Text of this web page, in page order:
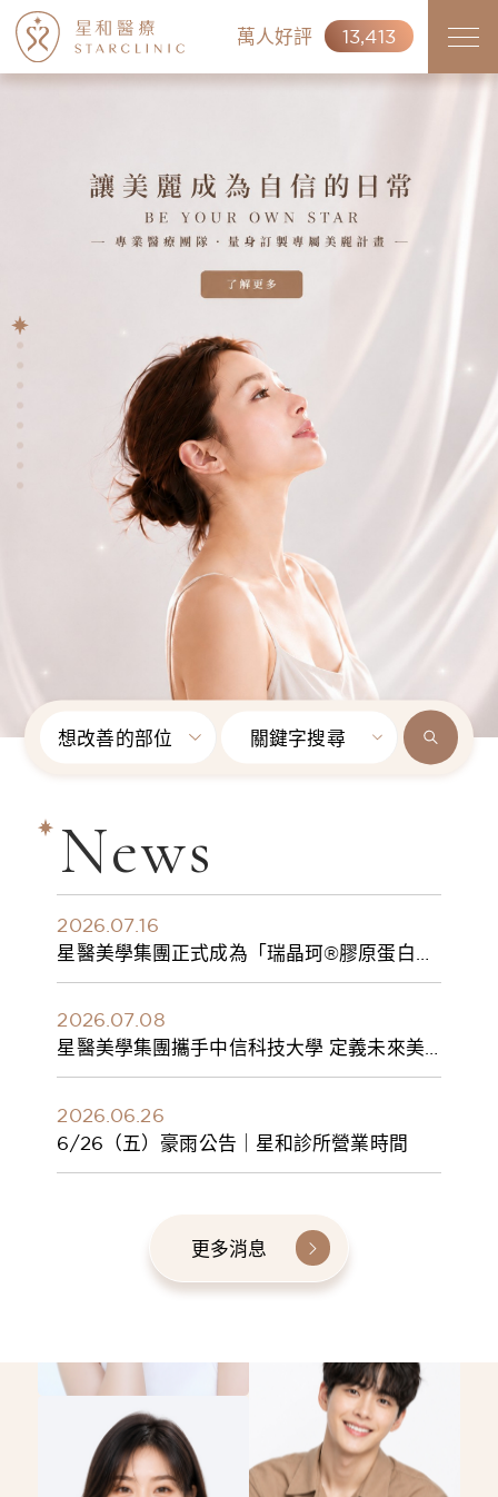
萬人好評 13,413
想改善的部位 關鍵字搜尋
News
2026.07.16
星醫美學集團正式成為「瑞晶珂®膠原蛋白植
入劑」台灣獨家總代理
2026.07.08
星醫美學集團攜手中信科技大學 定義未來美
學人才新標準 建構健康美學產學共育模式 串
2026.06.26
6/26（五）豪雨公告｜星和診所營業時間
更多消息